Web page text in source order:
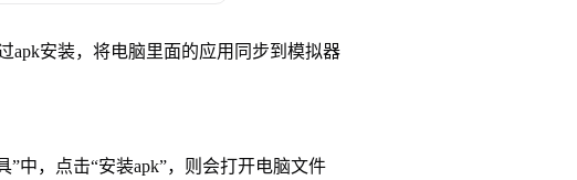
apk安装，将电脑里面的应用同步到模拟器
”中，点击“安装apk”，则会打开电脑文件